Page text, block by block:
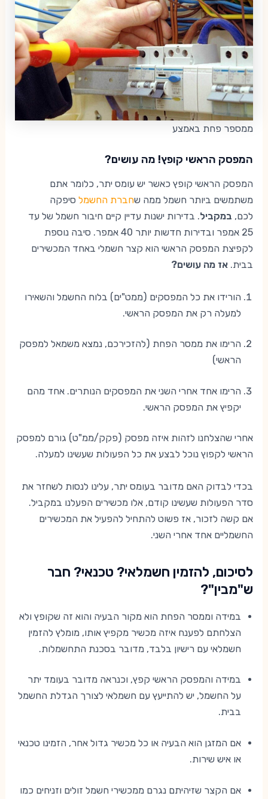
ממספר פחת באמצע
המפסק הראשי קופץ! מה עושים?
המפסק הראשי קופץ כאשר יש עומס יתר, כלומר אתם
משתמשים ביותר חשמל ממה שחברת החשמל סיפקה
לכם, במקביל. בדירות ישנות עדיין קיים חיבור חשמל של עד
25 אמפר ובדירות חדשות יותר 40 אמפר. סיבה נוספת
לקפיצת המפסק הראשי הוא קצר חשמלי באחד המכשירים
בבית.אז מה עושים?
הורידו את כל המפסקים (ממט"ים) בלוח החשמל והשאירו
למעלה רק את המפסק הראשי.
הרימו את ממסר הפחת (להזכירכם, נמצא משמאל למפסק
הראשי)
הרימו אחד אחרי השני את המפסקים הנותרים. אחד מהם
יקפיץ את המפסק הראשי.
אחרי שהצלחנו לזהות איזה מפסק (פקק/ממ"ט) גורם למפסק
הראשי לקפוץ נוכל לבצע את כל הפעולות שעשינו למעלה.
בכדי לבדוק האם מדובר בעומס יתר, עלינו לנסות לשחזר את
סדר הפעולות שעשינו קודם, אלו מכשירים הפעלנו במקביל.
אם קשה לזכור, אז פשוט להתחיל להפעיל את המכשירים
החשמליים אחד אחרי השני.
לסיכום, להזמין חשמלאי? טכנאי? חבר
ש"מבין"?
במידה וממסר הפחת הוא מקור הבעיה והוא זה שקופץ ולא
הצלחתם לפענח איזה מכשיר מקפיץ אותו, מומלץ להזמין
חשמלאי עם רישיון בלבד, מדובר בסכנת התחשמלות.
במידה והמפסק הראשי קפץ, וכנראה מדובר בעומד יתר
על החשמל, יש להתייעץ עם חשמלאי לצורך הגדלת החשמל
בבית.
אם המזגן הוא הבעיה או כל מכשיר גדול אחר, הזמינו טכנאי
או איש שירות.
אם הקצר שזיהיתם נגרם ממכשירי חשמל זולים וזניחים כמו